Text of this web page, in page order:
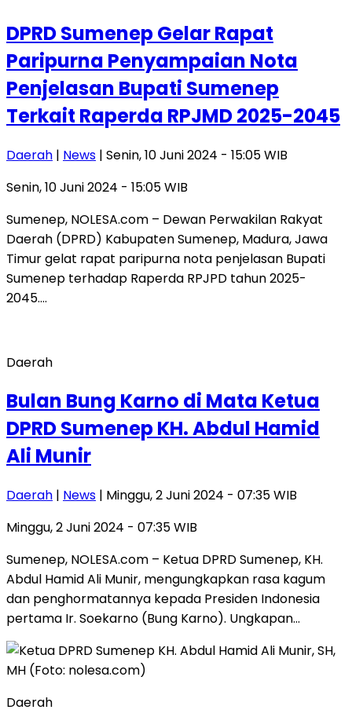
DPRD Sumenep Gelar Rapat
Paripurna Penyampaian Nota
Penjelasan Bupati Sumenep
Terkait Raperda RPJMD 2025-2045
Daerah | News | Senin, 10 Juni 2024 - 15:05 WIB
Senin, 10 Juni 2024 - 15:05 WIB
Sumenep, NOLESA.com – Dewan Perwakilan Rakyat
Daerah (DPRD) Kabupaten Sumenep, Madura, Jawa
Timur gelat rapat paripurna nota penjelasan Bupati
Sumenep terhadap Raperda RPJPD tahun 2025-
2045….
Daerah
Bulan Bung Karno di Mata Ketua
DPRD Sumenep KH. Abdul Hamid
Ali Munir
Daerah | News | Minggu, 2 Juni 2024 - 07:35 WIB
Minggu, 2 Juni 2024 - 07:35 WIB
Sumenep, NOLESA.com – Ketua DPRD Sumenep, KH.
Abdul Hamid Ali Munir, mengungkapkan rasa kagum
dan penghormatannya kepada Presiden Indonesia
pertama Ir. Soekarno (Bung Karno). Ungkapan…
Daerah